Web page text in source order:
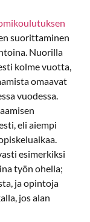
suorittaminen
Nuorilla
kolme vuotta,
omaavat
vuodessa.
eli aiempi
esimerkiksi
työn ohella;
ja opintoja
jos alan